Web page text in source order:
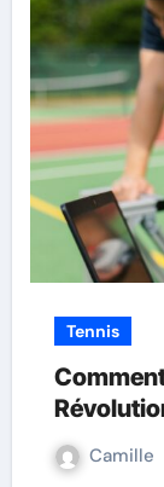
Tennis
Camille